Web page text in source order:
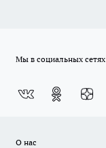
Мы в социальных сетях
О нас